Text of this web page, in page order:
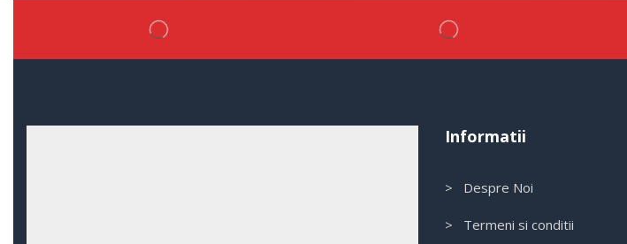
Informatii
> Despre Noi
> Termeni si conditii